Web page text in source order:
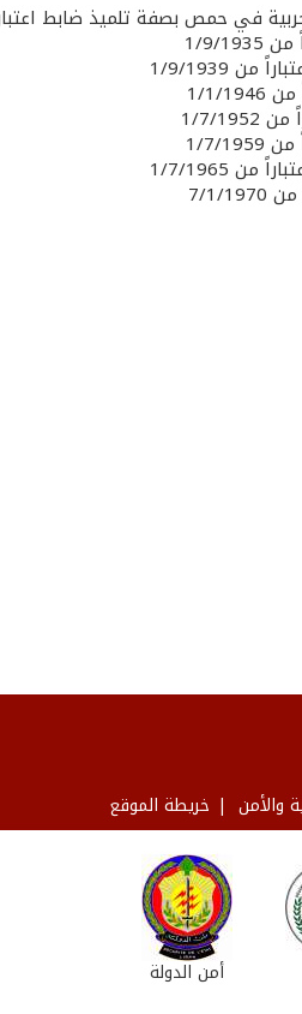
في حمص بصفة تلميذ ضابط اعتباراً من
1935
1/9/1939
1952
1/7/1965
والأمن خريطة الموقع
أمن الدولة